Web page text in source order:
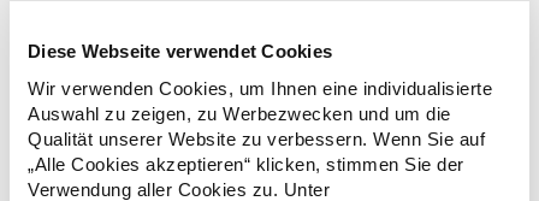
Diese Webseite verwendet Cookies
Wir verwenden Cookies, um Ihnen eine individualisierte
Auswahl zu zeigen, zu Werbezwecken und um die
Qualität unserer Website zu verbessern. Wenn Sie auf
„Alle Cookies akzeptieren“ klicken, stimmen Sie der
Verwendung aller Cookies zu. Unter
nicht waschbarGrammatur: 304
g/m²Materialzusammensetzung: 100% PolyesterAngaben zur
Produktsicherheit:Herst.-Nr.: 7005PFHersteller: TB International
GmbH Dr.-Robert-Murjahn-Str. 7 64372 Ober-Ramstadt
Deutschland E-Mail: info@tbint.de
21,71 € *
* Preise inkl. gesetzlicher Mwst. + Versandkosten *